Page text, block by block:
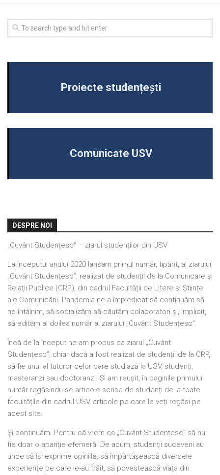
Proiecte studențești
Comunicate USV
DESPRE NOI
„Cuvânt Studențesc” – ziarul studenților din USV
La începutul anului 2020 lansam primul număr, tipărit, al ziarului
„Cuvânt Studențesc”, realizat de studenții de la Comunicare și
Relații Publice (CRP), din cadrul Facultății de Litere și Științe
ale Comunicării. Pandemia ne-a împiedicat să continuăm să
ne întâlnim, să socializăm să căutăm colaboratori și, implicit,
să edităm al doilea număr al ziarului „Cuvânt Studențesc”.
Încă de la început ne-am propus ca ziarul „Cuvânt
Studențesc”, chiar dacă a fost realizat de studenții de la CRP,
să fie unul al tuturor celor care studiază la USV, studenți,
masteranzi sau doctoranzi. Și am reușit, în paginile primului
număr regăsindu-se articole scrise de studenți de la toate
facultățile din cadrul USV, articole pe care le veți regăsi pe
acest site.
Și continuăm. Pentru că vrem ca „Cuvânt Studențesc” să nu
fie doar o apariție efemeră. De acum, studenții suceveni au
unde să își exprime opiniile, să împărtășească diversele
experiențe pe care le-au trăit, să povestească viața din